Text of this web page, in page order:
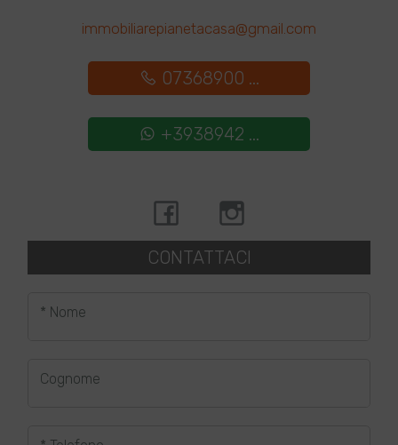
immobiliarepianetacasa@gmail.com
07368900 ...
+3938942 ...
CONTATTACI
* Nome
Cognome